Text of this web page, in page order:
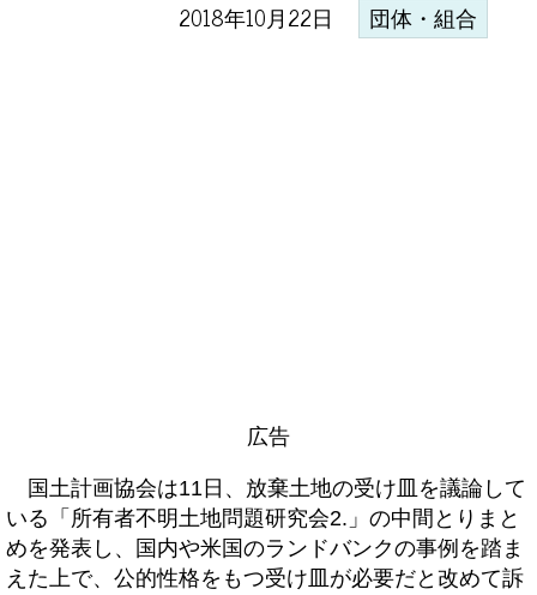
2018年10月22日 団体・組合
広告
国土計画協会は11日、放棄土地の受け皿を議論して
いる「所有者不明土地問題研究会2.」の中間とりまと
めを発表し、国内や米国のランドバンクの事例を踏ま
えた上で、公的性格をもつ受け皿が必要だと改めて訴